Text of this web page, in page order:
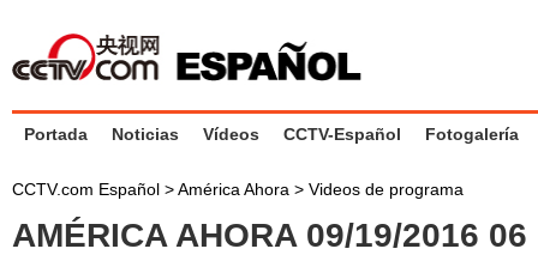
Portada Noticias Vídeos CCTV-Español Fotogalería
CCTV.com Español >América Ahora > Videos de programa
AMÉRICA AHORA 09/19/2016 06